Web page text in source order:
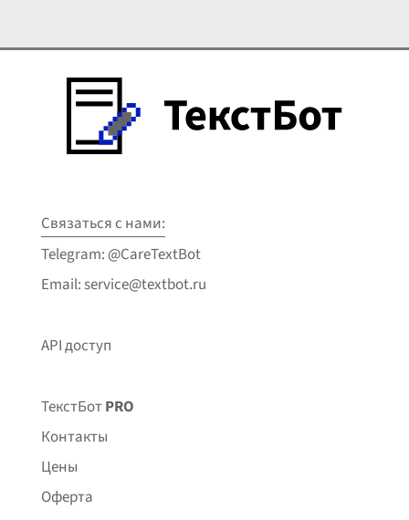
Связаться с нами:
Telegram: @CareTextBot
Email: service@textbot.ru
API доступ
ТекстБотPRO
Контакты
Цены
Оферта